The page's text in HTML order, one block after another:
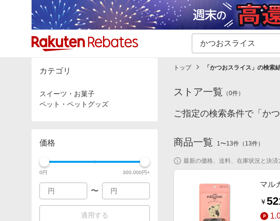
カテゴリー一覧 イベント一覧 ショ
カテゴリ
スイーツ・お菓子
ペット・ペットグッズ
価格
0円 300,000円+
〜
適用する
トップ 「 かつおスライス 」の検索
ストア一覧 （0件）
ご指定の検索条件で「か
商品一覧 1〜13件 （ 13件）
最新の価格、送料、在庫状況と決済
マル
￥